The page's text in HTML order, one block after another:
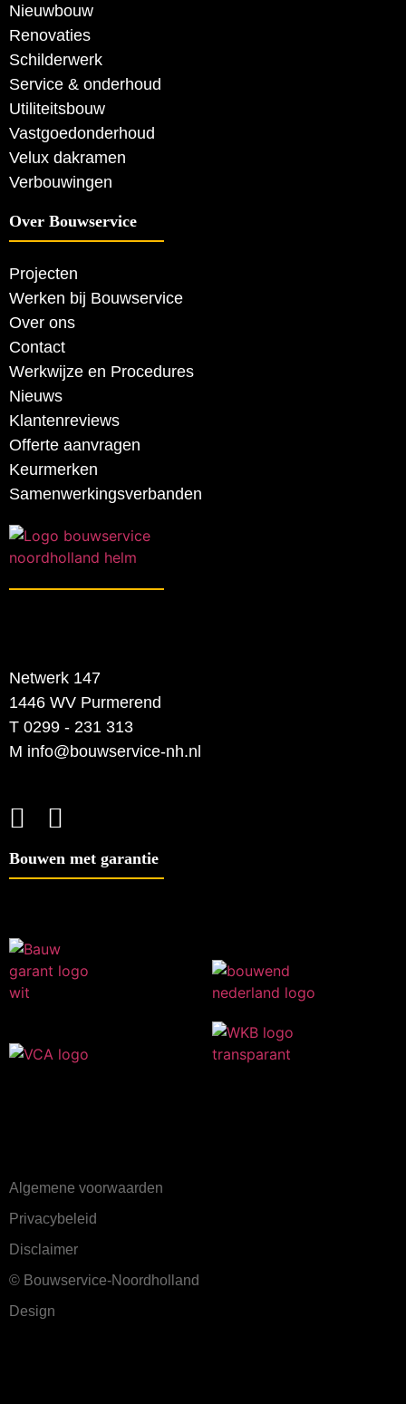
Nieuwbouw
Renovaties
Schilderwerk
Service & onderhoud
Utiliteitsbouw
Vastgoedonderhoud
Velux dakramen
Verbouwingen
Over Bouwservice
Projecten
Werken bij Bouwservice
Over ons
Contact
Werkwijze en Procedures
Nieuws
Klantenreviews
Offerte aanvragen
Keurmerken
Samenwerkingsverbanden
Netwerk 147
1446 WV Purmerend
T 0299 - 231 313
M info@bouwservice-nh.nl
Bouwen met garantie
Algemene voorwaarden
Privacybeleid
Disclaimer
© Bouwservice-Noordholland
Design